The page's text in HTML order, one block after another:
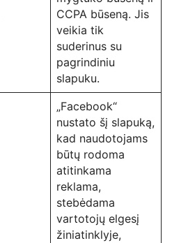
CCPA būseną. Jis
veikia tik
suderinus su
pagrindiniu
slapuku.
„Facebook“
nustato šį slapuką,
kad naudotojams
būtų rodoma
atitinkama
reklama,
stebėdama
vartotojų elgesį
žiniatinklyje,